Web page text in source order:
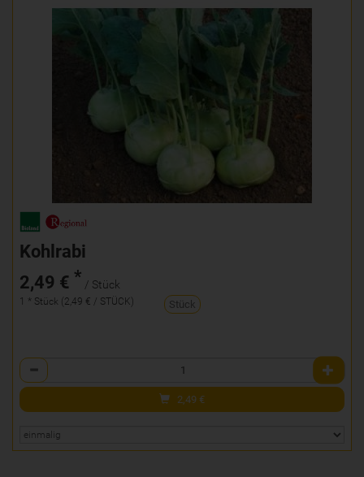
Kohlrabi
2,49 € * / Stück
1 * Stück (2,49 € / STÜCK) Stück
Anzahl
2,49 €